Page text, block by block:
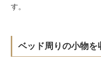
す。
ベッド周りの小物を